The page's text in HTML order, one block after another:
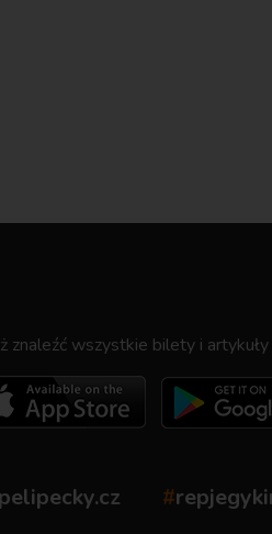
znaleźć wszystkie bilety i
pelipecky.cz #